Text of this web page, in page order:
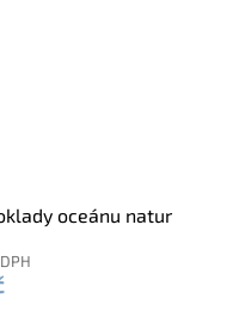
oceánu natur